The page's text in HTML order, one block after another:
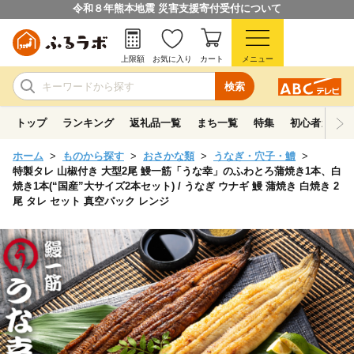
令和８年熊本地震 災害支援寄付受付について
検索
上限額 お気に入り カート メニュー
トップ ランキング 返礼品一覧 まち一覧 特集 初心者ガイド
ホーム ものから探す おさかな類
うなぎ・穴子・鱧
特製タレ 山椒付き 大型2尾 鰻一筋「うな幸」のふわとろ蒲焼き1本、白
焼き1本(“国産”大サイズ2本セット) / うなぎ ウナギ 鰻 蒲焼き 白焼き 2
尾 タレ セット 真空パック レンジ